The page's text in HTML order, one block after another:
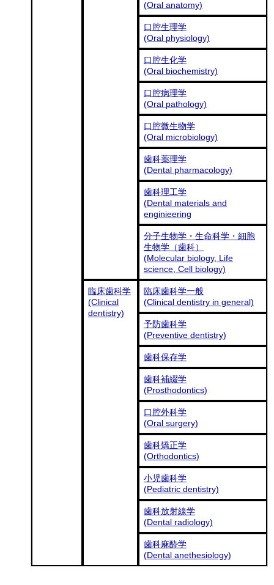
(Oral anatomy)
口腔生理学
(Oral physiology)
口腔生化学
(Oral biochemistry)
口腔病理学
(Oral pathology)
口腔微生物学
(Oral microbiology)
歯科薬理学
(Dental pharmacology)
歯科理工学
(Dental materials and
enginieering
分子生物学・生命科学・細胞
生物学（歯科）
(Molecular biology, Life
science, Cell biology)
臨床歯科学
(Clinical
dentistry)
臨床歯科学一般
(Clinical dentistry in general)
予防歯科学
(Preventive dentistry)
歯科保存学
歯科補綴学
(Prosthodontics)
口腔外科学
(Oral surgery)
歯科矯正学
(Orthodontics)
小児歯科学
(Pediatric dentistry)
歯科放射線学
(Dental radiology)
歯科麻酔学
(Dental anethesiology)